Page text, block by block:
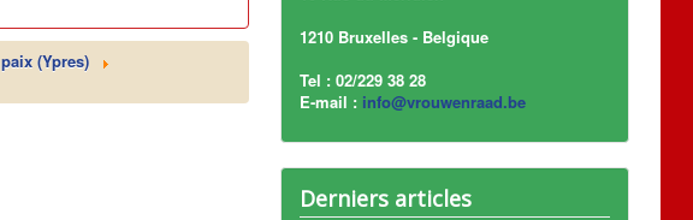
(Ypres)
1210 Bruxelles - Belgique
Tel : 02/229 38 28
E-mail : info@vrouwenraad.be
Derniers articles